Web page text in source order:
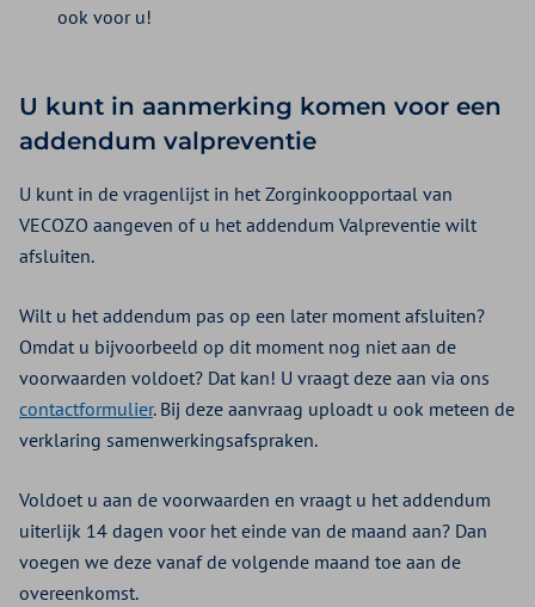
ook voor u!
U kunt in aanmerking komen voor een
addendum valpreventie
U kunt in de vragenlijst in het Zorginkoopportaal van
VECOZO aangeven of u het addendum Valpreventie wilt
afsluiten.
Wilt u het addendum pas op een later moment afsluiten?
Omdat u bijvoorbeeld op dit moment nog niet aan de
voorwaarden voldoet? Dat kan! U vraagt deze aan via ons
contactformulier. Bij deze aanvraag uploadt u ook meteen de
verklaring samenwerkingsafspraken.
Voldoet u aan de voorwaarden en vraagt u het addendum
uiterlijk 14 dagen voor het einde van de maand aan? Dan
voegen we deze vanaf de volgende maand toe aan de
overeenkomst.